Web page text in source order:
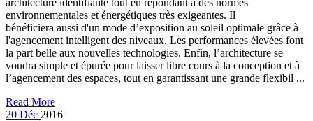
environnementales et énergétiques très exigeantes. Il
bénéficiera aussi d'un mode d’exposition au soleil optimale grâce à
l'agencement intelligent des niveaux. Les performances élevées font
la part belle aux nouvelles technologies. Enfin, l’architecture se
voudra simple et épurée pour laisser libre cours à la conception et à
l’agencement des espaces, tout en garantissant une grande flexibil ...
Read More
20 Déc 2016